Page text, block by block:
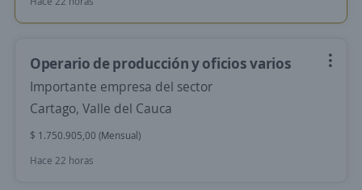
Operario de producción y oficios varios
Importante empresa del sector
Cartago, Valle del Cauca
$ 1.750.905,00 (Mensual)
Hace 22 horas